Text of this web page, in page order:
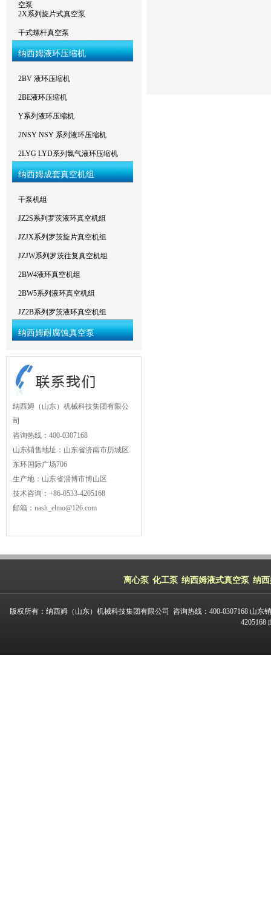
空泵
2X系列旋片式真空泵
干式螺杆真空泵
纳西姆液环压缩机
2BV 液环压缩机
2BE液环压缩机
Y系列液环压缩机
2NSY NSY 系列液环压缩机
2LYG LYD系列氯气液环压缩机
纳西姆成套真空机组
干泵机组
JZ2S系列罗茨液环真空机组
JZJX系列罗茨旋片真空机组
JZJW系列罗茨往复真空机组
2BW4液环真空机组
2BW5系列液环真空机组
JZ2B系列罗茨液环真空机组
纳西姆耐腐蚀真空泵
纳西姆（山东）机械科技集团有限公
司
咨询热线：400-0307168
山东销售地址：山东省济南市历城区
东环国际广场706
生产地：山东省淄博市博山区
技术咨询：+86-0533-4205168
邮箱：nash_elmo@126.com
离心泵 化工泵 纳西姆液式真空泵 纳
版权所有：纳西姆（山东）机械科技集团有限公司 咨询热线：400-0307168 山
4205168